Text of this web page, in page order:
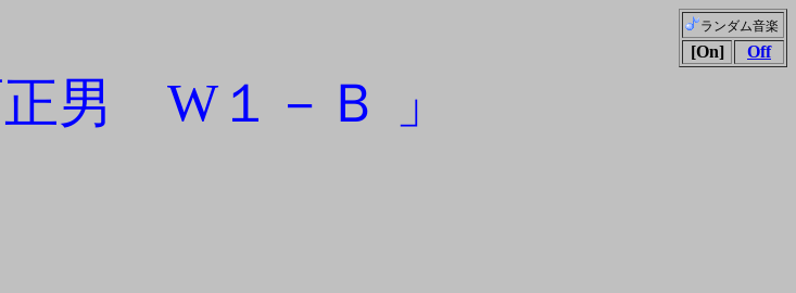
ランダム音楽
[On] Off
正男 W１－Ｂ 」